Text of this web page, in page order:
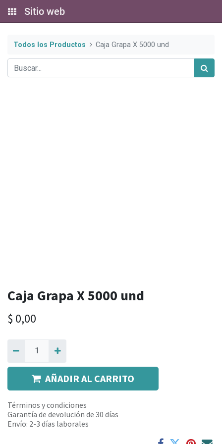
Sitio web
Todos los Productos Caja Grapa X 5000 und
Caja Grapa X 5000 und
$ 0,00
AÑADIR AL CARRITO
Términos y condiciones
Garantía de devolución de 30 días
Envío: 2-3 días laborales